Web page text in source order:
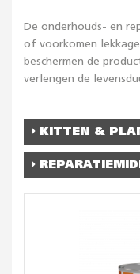
De onderhouds- en
of voorkomen
beschermen de
verlengen de
KITTEN &